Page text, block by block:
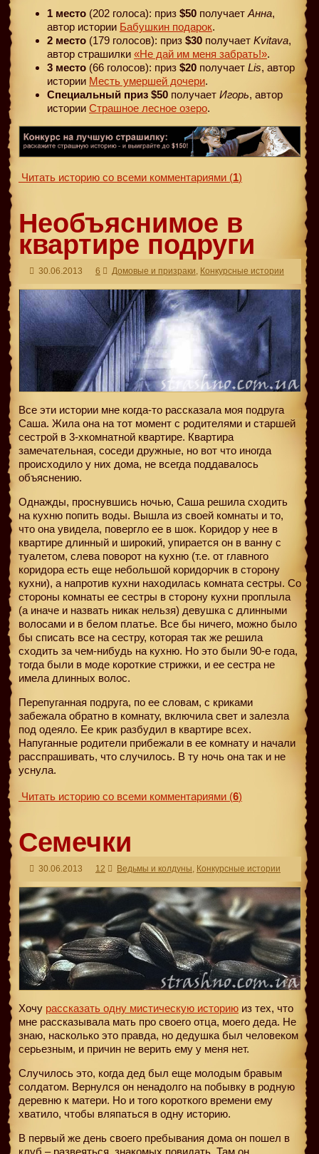
1 место (202 голоса): приз $50 получает Анна,
автор истории Бабушкин подарок.
2 место (179 голосов): приз $30 получает Kvitava,
автор страшилки «Не дай им меня забрать!».
3 место (66 голосов): приз $20 получает Lis, автор
истории Месть умершей дочери.
Специальный приз $50 получает Игорь, автор
истории Страшное лесное озеро.
Читать историю со всеми комментариями (1)
Необъяснимое в
квартире подруги
30.06.2013 6 Домовые и призраки Конкурсные истории
Все эти истории мне когда-то рассказала моя подруга
Саша. Жила она на тот момент с родителями и старшей
сестрой в 3-хкомнатной квартире. Квартира
замечательная, соседи дружные, но вот что иногда
происходило у них дома, не всегда поддавалось
объяснению.
Однажды, проснувшись ночью, Саша решила сходить
на кухню попить воды. Вышла из своей комнаты и то,
что она увидела, повергло ее в шок. Коридор у нее в
квартире длинный и широкий, упирается он в ванну с
туалетом, слева поворот на кухню (т.е. от главного
коридора есть еще небольшой коридорчик в сторону
кухни), а напротив кухни находилась комната сестры. Со
стороны комнаты ее сестры в сторону кухни проплыла
(а иначе и назвать никак нельзя) девушка с длинными
волосами и в белом платье. Все бы ничего, можно было
бы списать все на сестру, которая так же решила
сходить за чем-нибудь на кухню. Но это были 90-е года,
тогда были в моде короткие стрижки, и ее сестра не
имела длинных волос.
Перепуганная подруга, по ее словам, с криками
забежала обратно в комнату, включила свет и залезла
под одеяло. Ее крик разбудил в квартире всех.
Напуганные родители прибежали в ее комнату и начали
расспрашивать, что случилось. В ту ночь она так и не
уснула.
Читать историю со всеми комментариями (6)
Семечки
30.06.2013 12 Ведьмы и колдуны, Конкурсные истории
Хочу рассказать одну мистическую историю из тех, что
мне рассказывала мать про своего отца, моего деда. Не
знаю, насколько это правда, но дедушка был человеком
серьезным, и причин не верить ему у меня нет.
Случилось это, когда дед был еще молодым бравым
солдатом. Вернулся он ненадолго на побывку в родную
деревню к матери. Но и того короткого времени ему
хватило, чтобы вляпаться в одну историю.
В первый же день своего пребывания дома он пошел в
клуб – развеяться, знакомых повидать. Там он